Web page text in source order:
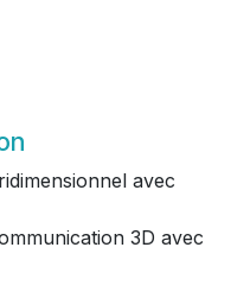
avec
3D avec